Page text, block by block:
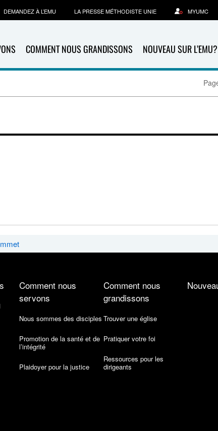
COMMENT NOUS GRANDISSONS NOUVEAU SUR L’EMU?
DEMANDEZ À L’EMU LA PRESSE MÉTHODISTE UNIE MYUMC
Comment nous
servons
Nous sommes des disciples
Promotion de la santé et de
l’intégrité
Plaidoyer pour la justice
Comment nous
grandissons
Trouver une église
Pratiquer votre foi
Ressources pour les
dirigeants